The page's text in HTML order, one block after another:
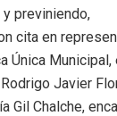
previniendo,
cita en
Única
Javier
Gil Chalche,